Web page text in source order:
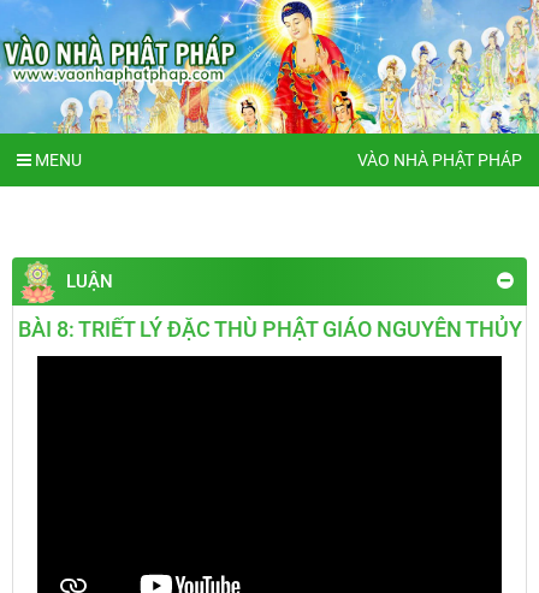
MENU VÀO NHÀ PHẬT PHÁP
LUẬN
BÀI 8: TRIẾT LÝ ĐẶC THÙ PHẬT GIÁO NGUYÊN THỦY